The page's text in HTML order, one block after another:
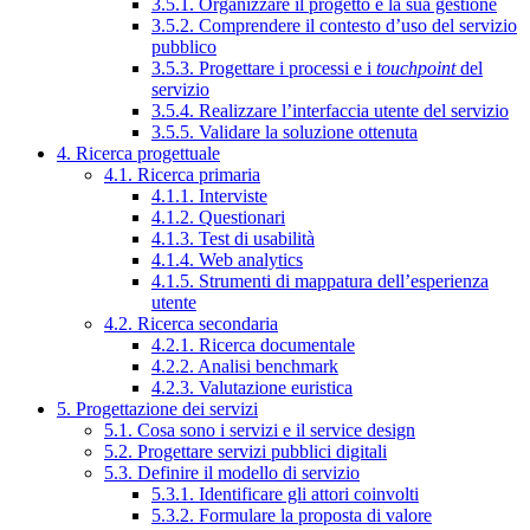
3.5.1. Organizzare il progetto e la sua gestione
3.5.2. Comprendere il contesto d’uso del servizio
pubblico
3.5.3. Progettare i processi e i touchpointdel
servizio
3.5.4. Realizzare l’interfaccia utente del servizio
3.5.5. Validare la soluzione ottenuta
4. Ricerca progettuale
4.1. Ricerca primaria
4.1.1. Interviste
4.1.2. Questionari
4.1.3. Test di usabilità
4.1.4. Web analytics
4.1.5. Strumenti di mappatura dell’esperienza
utente
4.2. Ricerca secondaria
4.2.1. Ricerca documentale
4.2.2. Analisi benchmark
4.2.3. Valutazione euristica
5. Progettazione dei servizi
5.1. Cosa sono i servizi e il service design
5.2. Progettare servizi pubblici digitali
5.3. Definire il modello di servizio
5.3.1. Identificare gli attori coinvolti
5.3.2. Formulare la proposta di valore